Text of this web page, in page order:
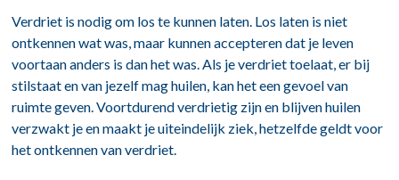
Verdriet is nodig om los te kunnen laten. Los laten is niet
ontkennen wat was, maar kunnen accepteren dat je leven
voortaan anders is dan het was. Als je verdriet toelaat, er bij
stilstaat en van jezelf mag huilen, kan het een gevoel van
ruimte geven. Voortdurend verdrietig zijn en blijven huilen
verzwakt je en maakt je uiteindelijk ziek, hetzelfde geldt voor
het ontkennen van verdriet.